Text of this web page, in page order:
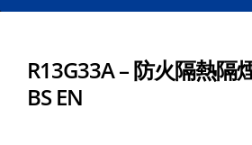
R13G33A – 防火隔熱隔
BS EN